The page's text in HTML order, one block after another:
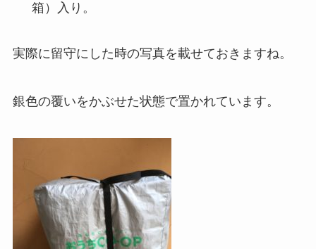
箱）入り。
実際に留守にした時の写真を載せておきますね。
銀色の覆いをかぶせた状態で置かれています。